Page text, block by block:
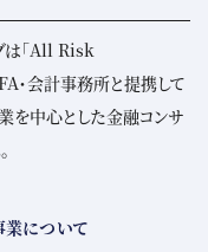
は「All Risk
・会計事務所と提携して
を中心とした金融コンサ
について